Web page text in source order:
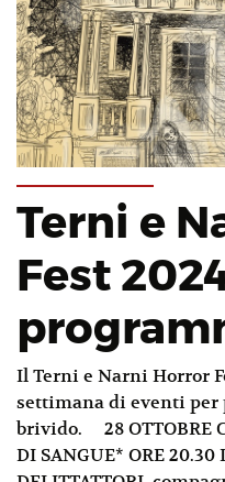
Terni e
Fest
Il Terni e Narni Horror
settimana di eventi per
brivido. 28 OTTOBRE
DI SANGUE* ORE